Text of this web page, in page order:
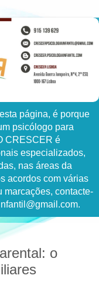
página, é porque
psicólogo para
CRESCER é
especializados,
nas áreas da
acordos com várias
marcações, contacte-
o